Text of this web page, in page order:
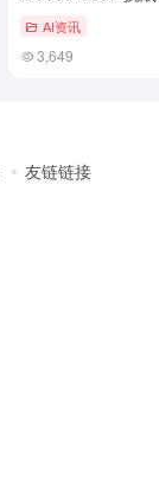
主，IBM 单日市值
AI资讯
3,649
友链链接